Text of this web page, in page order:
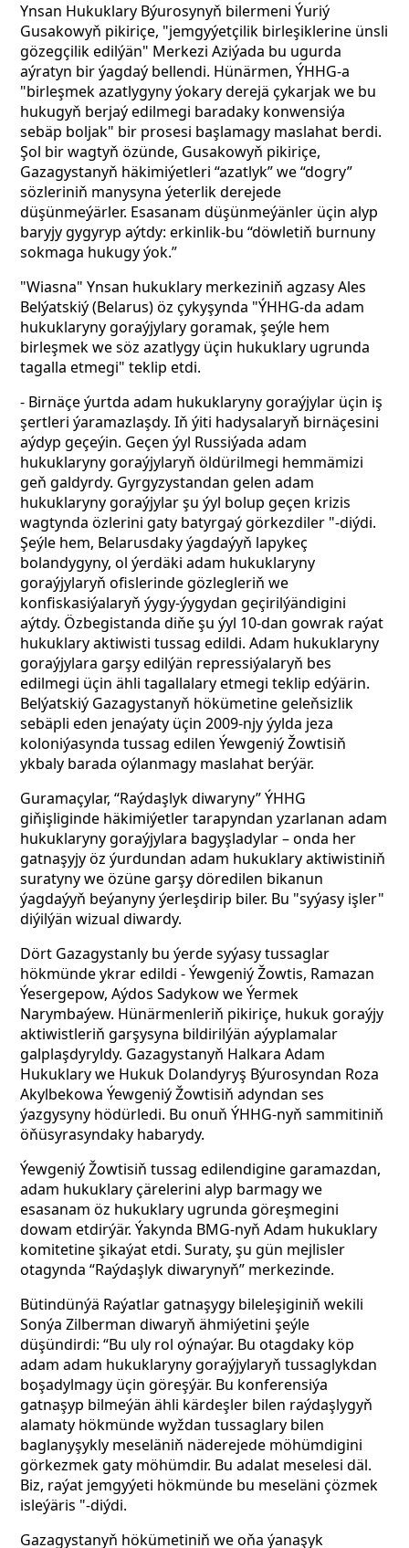
Ynsan Hukuklary Býurosynyň bilermeni Ýuriý
Gusakowyň pikiriçe, "jemgyýetçilik birleşiklerine ünsli
gözegçilik edilýän" Merkezi Aziýada bu ugurda
aýratyn bir ýagdaý bellendi. Hünärmen, ÝHHG-a
"birleşmek azatlygyny ýokary derejä çykarjak we bu
hukugyň berjaý edilmegi baradaky konwensiýa
sebäp boljak" bir prosesi başlamagy maslahat berdi.
Şol bir wagtyň özünde, Gusakowyň pikiriçe,
Gazagystanyň häkimiýetleri “azatlyk” we “dogry”
sözleriniň manysyna ýeterlik derejede
düşünmeýärler. Esasanam düşünmeýänler üçin alyp
baryjy gygyryp aýtdy: erkinlik-bu “döwletiň burnuny
sokmaga hukugy ýok.”
"Wiasna" Ynsan hukuklary merkeziniň agzasy Ales
Belýatskiý (Belarus) öz çykyşynda "ÝHHG-da adam
hukuklaryny goraýjylary goramak, şeýle hem
birleşmek we söz azatlygy üçin hukuklary ugrunda
tagalla etmegi" teklip etdi.
- Birnäçe ýurtda adam hukuklaryny goraýjylar üçin iş
şertleri ýaramazlaşdy. Iň ýiti hadysalaryň birnäçesini
aýdyp geçeýin. Geçen ýyl Russiýada adam
hukuklaryny goraýjylaryň öldürilmegi hemmämizi
geň galdyrdy. Gyrgyzystandan gelen adam
hukuklaryny goraýjylar şu ýyl bolup geçen krizis
wagtynda özlerini gaty batyrgaý görkezdiler "-diýdi.
Şeýle hem, Belarusdaky ýagdaýyň lapykeç
bolandygyny, ol ýerdäki adam hukuklaryny
goraýjylaryň ofislerinde gözlegleriň we
konfiskasiýalaryň ýygy-ýygydan geçirilýändigini
aýtdy. Özbegistanda diňe şu ýyl 10-dan gowrak raýat
hukuklary aktiwisti tussag edildi. Adam hukuklaryny
goraýjylara garşy edilýän repressiýalaryň bes
edilmegi üçin ähli tagallalary etmegi teklip edýärin.
Belýatskiý Gazagystanyň hökümetine geleňsizlik
sebäpli eden jenaýaty üçin 2009-njy ýylda jeza
koloniýasynda tussag edilen Ýewgeniý Žowtisiň
ykbaly barada oýlanmagy maslahat berýär.
Guramaçylar, “Raýdaşlyk diwaryny” ÝHHG
giňişliginde häkimiýetler tarapyndan yzarlanan adam
hukuklaryny goraýjylara bagyşladylar – onda her
gatnaşyjy öz ýurdundan adam hukuklary aktiwistiniň
suratyny we özüne garşy döredilen bikanun
ýagdaýyň beýanyny ýerleşdirip biler. Bu "syýasy işler"
diýilýän wizual diwardy.
Dört Gazagystanly bu ýerde syýasy tussaglar
hökmünde ykrar edildi - Ýewgeniý Žowtis, Ramazan
Ýesergepow, Aýdos Sadykow we Ýermek
Narymbaýew. Hünärmenleriň pikiriçe, hukuk goraýjy
aktiwistleriň garşysyna bildirilýän aýyplamalar
galplaşdyryldy. Gazagystanyň Halkara Adam
Hukuklary we Hukuk Dolandyryş Býurosyndan Roza
Akylbekowa Ýewgeniý Žowtisiň adyndan ses
ýazgysyny hödürledi. Bu onuň ÝHHG-nyň sammitiniň
öňüsyrasyndaky habarydy.
Ýewgeniý Žowtisiň tussag edilendigine garamazdan,
adam hukuklary çärelerini alyp barmagy we
esasanam öz hukuklary ugrunda göreşmegini
dowam etdirýär. Ýakynda BMG-nyň Adam hukuklary
komitetine şikaýat etdi. Suraty, şu gün mejlisler
otagynda “Raýdaşlyk diwarynyň” merkezinde.
Bütindünýä Raýatlar gatnaşygy bileleşiginiň wekili
Sonýa Zilberman diwaryň ähmiýetini şeýle
düşündirdi: “Bu uly rol oýnaýar. Bu otagdaky köp
adam adam hukuklaryny goraýjylaryň tussaglykdan
boşadylmagy üçin göreşýär. Bu konferensiýa
gatnaşyp bilmeýän ähli kärdeşler bilen raýdaşlygyň
alamaty hökmünde wyždan tussaglary bilen
baglanyşykly meseläniň näderejede möhümdigini
görkezmek gaty möhümdir. Bu adalat meselesi däl.
Biz, raýat jemgyýeti hökmünde bu meseläni çözmek
isleýäris "-diýdi.
Gazagystanyň hökümetiniň we oňa ýanaşyk